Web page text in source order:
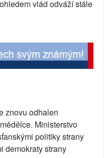
vlád odváží stále
znovu odhalen
Ministerstvo
politiky strany
demokraty strany